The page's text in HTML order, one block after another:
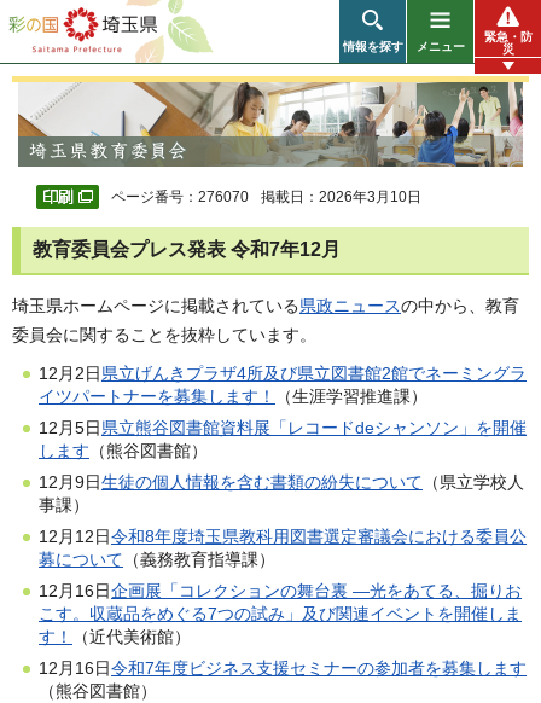
彩の国 埼玉県
情報を探す メニュー
緊急・防
災
ページ番号：276070 掲載日：2026年3月10日
教育委員会プレス発表 令和7年12月
埼玉県ホームページに掲載されている県政ニュースの中から、教育
委員会に関することを抜粋しています。
12月2日県立げんきプラザ4所及び県立図書館2館でネーミングラ
イツパートナーを募集します！
（生涯学習推進課）
12月5日県立熊谷図書館資料展「レコードdeシャンソン」を開催
します （熊谷図書館）
12月9日生徒の個人情報を含む書類の紛失について （県立学校人
事課）
12月12日令和8年度埼玉県教科用図書選定審議会における委員公
募について （義務教育指導課）
12月16日企画展「コレクションの舞台裏 ―光をあてる、掘りお
こす。収蔵品をめぐる7つの試み」及び関連イベントを開催しま
す！
（近代美術館）
12月16日令和7年度ビジネス支援セミナーの参加者を募集します
（熊谷図書館）